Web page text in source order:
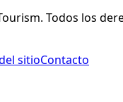
Todos los
sitioContacto